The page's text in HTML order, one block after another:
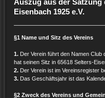
Auszug aus der Satzung
Eisenbach 1925 e.V.
§1 Name und Sitz des Vereins
1. Der Verein führt den Namen
hat seinen Sitz in 65618 Selters-
2. Der Verein ist im Vereinsregister
3. Das Geschäftsjahr ist das
§2 Zweck des Vereins und